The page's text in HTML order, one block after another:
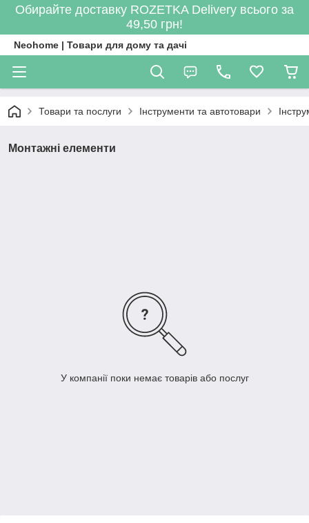
Обирайте доставку ROZETKA Delivery всього за
49,50 грн!
Neohome | Товари для дому та дачі
Товари та послуги Інструменти та автотовари
Монтажні елементи
У компанії поки немає товарів або послуг